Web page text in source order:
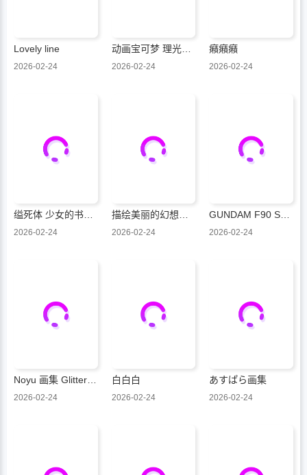
Lovely line
2026-02-24
动画宝可梦 理光与莉可的冒险
2026-02-24
癪癪癪
2026-02-24
2026-02-24 2026-02-24 2026-02-24
Noyu 画集 Glitter Night
2026-02-24
白白白
2026-02-24
あすぱら画集
2026-02-24